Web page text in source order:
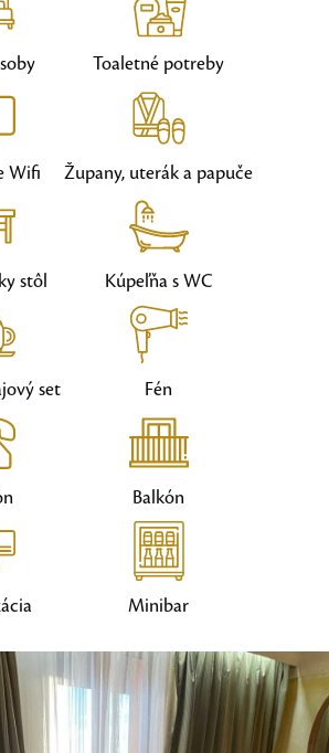
Wifi
stôl
set
Toaletné potreby
Župany, uterák a papuče
Kúpeľňa s WC
Fén
Balkón
Minibar